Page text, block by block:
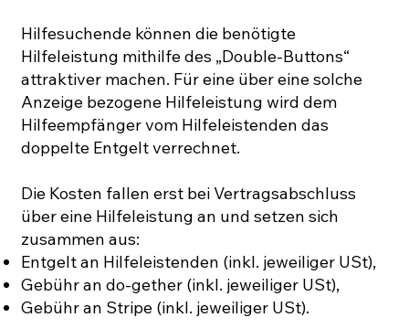
Hilfesuchende können die benötigte
Hilfeleistung mithilfe des „Double-Buttons“
attraktiver machen. Für eine über eine solche
Anzeige bezogene Hilfeleistung wird dem
Hilfeempfänger vom Hilfeleistenden das
doppelte Entgelt verrechnet.
Die Kosten fallen erst bei Vertragsabschluss
über eine Hilfeleistung an und setzen sich
zusammen aus:
Entgelt an Hilfeleistenden (inkl. jeweiliger USt),
Gebühr an do-gether (inkl. jeweiliger USt),
Gebühr an Stripe (inkl. jeweiliger USt).